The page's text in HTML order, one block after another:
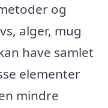
og
alger, mug
have samlet
elementer
mindre